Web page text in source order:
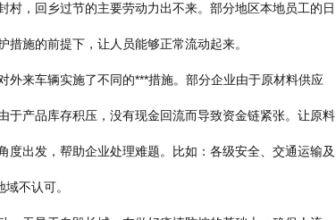
，回乡过节的主要劳动力出不来。部分地区本地员工的日
施的前提下，让人员能够正常流动起来。
外来车辆实施了不同的***措施。部分企业由于原材料供应
于产品库存积压，没有现金回流而导致资金链紧张。让原料
出发，帮助企业处理难题。比如：各级安全、交通运输及
不认可。